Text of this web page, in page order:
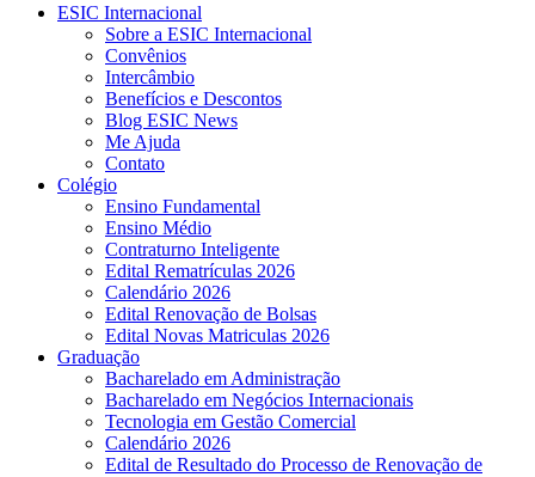
ESIC Internacional
Sobre a ESIC Internacional
Convênios
Intercâmbio
Benefícios e Descontos
Blog ESIC News
Me Ajuda
Contato
Colégio
Ensino Fundamental
Ensino Médio
Contraturno Inteligente
Edital Rematrículas 2026
Calendário 2026
Edital Renovação de Bolsas
Edital Novas Matriculas 2026
Graduação
Bacharelado em Administração
Bacharelado em Negócios Internacionais
Tecnologia em Gestão Comercial
Calendário 2026
Edital de Resultado do Processo de Renovação de